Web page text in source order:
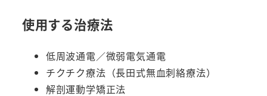
使用する治療法
低周波通電／微弱電気通電
チクチク療法（長田式無血刺絡療法）
解剖運動学矯正法